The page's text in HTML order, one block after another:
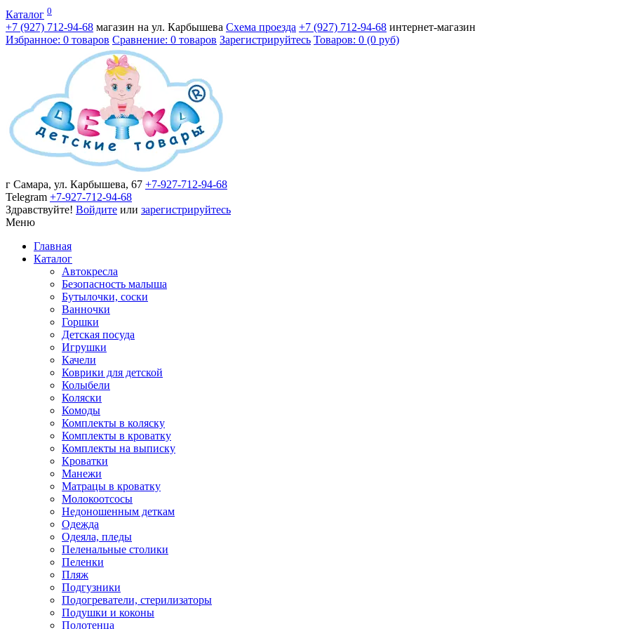
Каталог 0
+7 (927) 712-94-68 магазин на ул. Карбышева Схема проезда +7 (927) 712-94-68 интернет-магазин
Избранное: 0 товаров Сравнение: 0 товаров Зарегистрируйтесь Товаров: 0 (0 руб)
г Самара, ул. Карбышева, 67 +7-927-712-94-68
Telegram +7-927-712-94-68
Здравствуйте! Войдите или зарегистрируйтесь
Меню
Главная
Каталог
Автокресла
Безопасность малыша
Бутылочки, соски
Ванночки
Горшки
Детская посуда
Игрушки
Качели
Коврики для детской
Колыбели
Коляски
Комоды
Комплекты в коляску
Комплекты в кроватку
Комплекты на выписку
Кроватки
Манежи
Матрацы в кроватку
Молокоотсосы
Недоношенным деткам
Одежда
Одеяла, пледы
Пеленальные столики
Пеленки
Пляж
Подгузники
Подогреватели, стерилизаторы
Подушки и коконы
Полотенца